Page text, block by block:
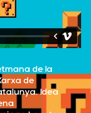
de la
de
Idea